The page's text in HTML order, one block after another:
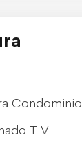
Condominio
T V